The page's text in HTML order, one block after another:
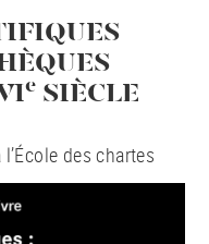
e SIÈCLE
l’École des chartes